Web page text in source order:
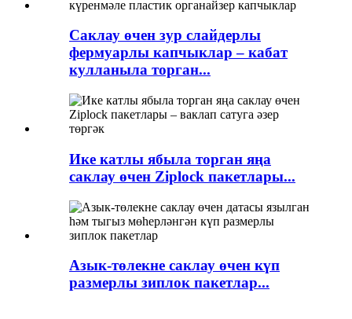
Саклау өчен зур слайдерлы
фермуарлы капчыклар – кабат
кулланыла торган...
Ике катлы ябыла торган яңа
саклау өчен Ziplock пакетлары...
Азык-төлекне саклау өчен күп
размерлы зиплок пакетлар...